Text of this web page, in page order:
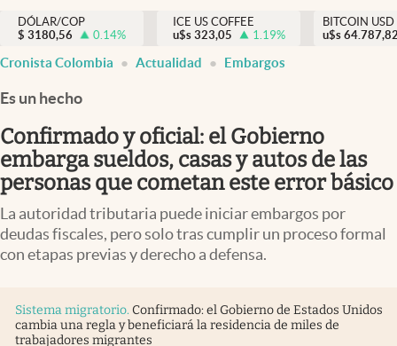
México
Actualidad
Colombia
DÓLAR/COP
$ 3180,56 0.14%
ICE US COFFEE
u$s 323,05 1.19%
BITCOIN USD
u$s
Cronista Colombia Actualidad Embargos
Es un hecho
Confirmado y oficial: el Gobierno
embarga sueldos, casas y autos de las
personas que cometan este error básico
La autoridad tributaria puede iniciar embargos por
deudas fiscales, pero solo tras cumplir un proceso formal
con etapas previas y derecho a defensa.
Sistema migratorio. Confirmado: el Gobierno de Estados Unidos
cambia una regla y beneficiará la residencia de miles de
trabajadores migrantes